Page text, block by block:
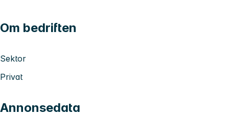
Om bedriften
Sektor
Privat
Annonsedata